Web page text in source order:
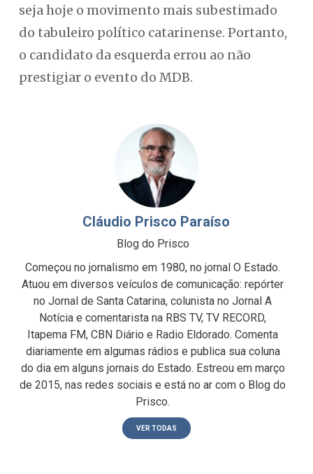
seja hoje o movimento mais subestimado
do tabuleiro político catarinense. Portanto,
o candidato da esquerda errou ao não
prestigiar o evento do MDB.
Cláudio Prisco Paraíso
Blog do Prisco
Começou no jornalismo em 1980, no jornal O Estado.
Atuou em diversos veículos de comunicação: repórter
no Jornal de Santa Catarina, colunista no Jornal A
Notícia e comentarista na RBS TV, TV RECORD,
Itapema FM, CBN Diário e Radio Eldorado. Comenta
diariamente em algumas rádios e publica sua coluna
do dia em alguns jornais do Estado. Estreou em março
de 2015, nas redes sociais e está no ar com o Blog do
Prisco.
VER TODAS